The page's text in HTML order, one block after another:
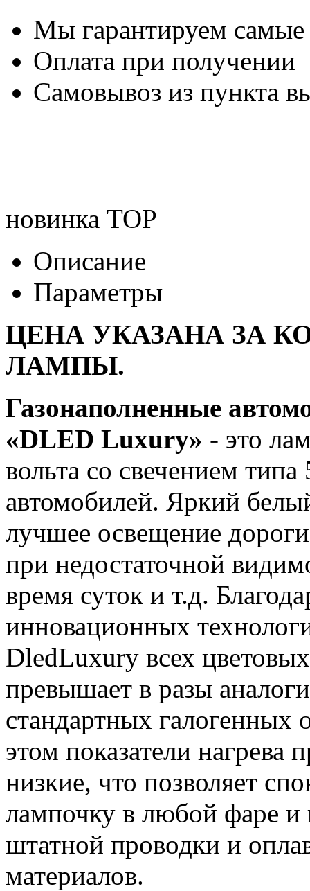
Мы гарантируем
Оплата при получении
Самовывоз из пункта
новинка TOP
Описание
Параметры
ЦЕНА УКАЗАНА ЗА
ЛАМПЫ.
Газонаполненные
«DLED Luxury» - это
вольта со свечением
автомобилей. Яркий
лучшее освещение
при недостаточной
время суток и т.д.
инновационных
DledLuxury всех
превышает в разы
стандартных галогенных
этом показатели нагрева
низкие, что позволяет
лампочку в любой фаре и
штатной проводки и
материалов.